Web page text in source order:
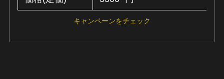
キャンペーンをチェック